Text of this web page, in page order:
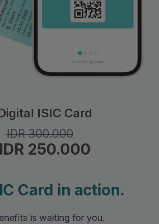
ISIC Card
IDR 300.000
IDR 250.000
Card in action.
is waiting for you.